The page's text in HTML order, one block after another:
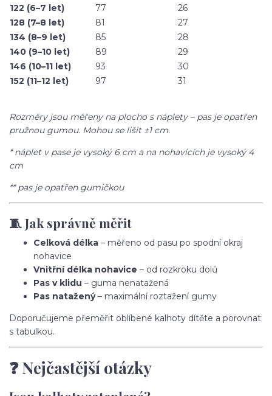
122 (6–7 let)
77
26
128 (7–8 let)
81
27
134 (8–9 let)
85
28
140 (9–10 let)
89
29
146 (10–11 let)
93
30
152 (11–12 let)
97 31
Rozměry jsou měřeny na plocho s náplety – pas je opatřen
pružnou gumou. Mohou se lišit ±1 cm.
* náplet v pase je vysoký 6 cm a na nohavicích je vysoký 4
cm
** pas je opatřen gumičkou
🧵 Jak správně měřit
Celková délka – měřeno od pasu po spodní okraj
nohavice
Vnitřní délka nohavice – od rozkroku dolů
Pas v klidu – guma nenatažená
Pas natažený– maximální roztažení gumy
Doporučujeme přeměřit oblíbené kalhoty dítěte a porovnat
s tabulkou.
❓ Nejčastější otázky